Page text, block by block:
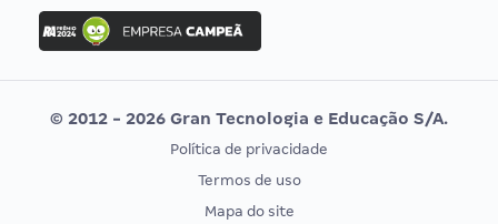
Concurso Ibama
Concurso MPU
Editais publicados
Vunesp
CONCURSOS POR PROFISSÃO
EXAME DE ORDEM
© 2012 - 2026 Gran Tecnologia e Educação S/A.
Política de privacidade
Termos de uso
Mapa do site